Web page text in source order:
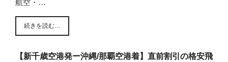
航空・…
続きを読む…
【新千歳空港発ー沖縄/那覇空港着】直前割引の格安飛